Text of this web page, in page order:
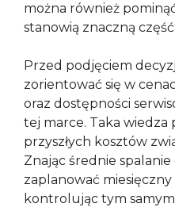
można również
stanowią znaczną
Przed podjęciem
zorientować się w
oraz dostępności
tej marce. Taka wiedza
przyszłych kosztów
Znając średnie
zaplanować
kontrolując tym